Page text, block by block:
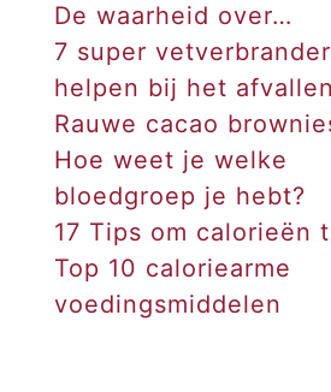
De waarheid over…
7 super
helpen bij het
Rauwe cacao
Hoe weet je welke
bloedgroep je hebt?
17 Tips om calorieën
Top 10 caloriearme
voedingsmiddelen